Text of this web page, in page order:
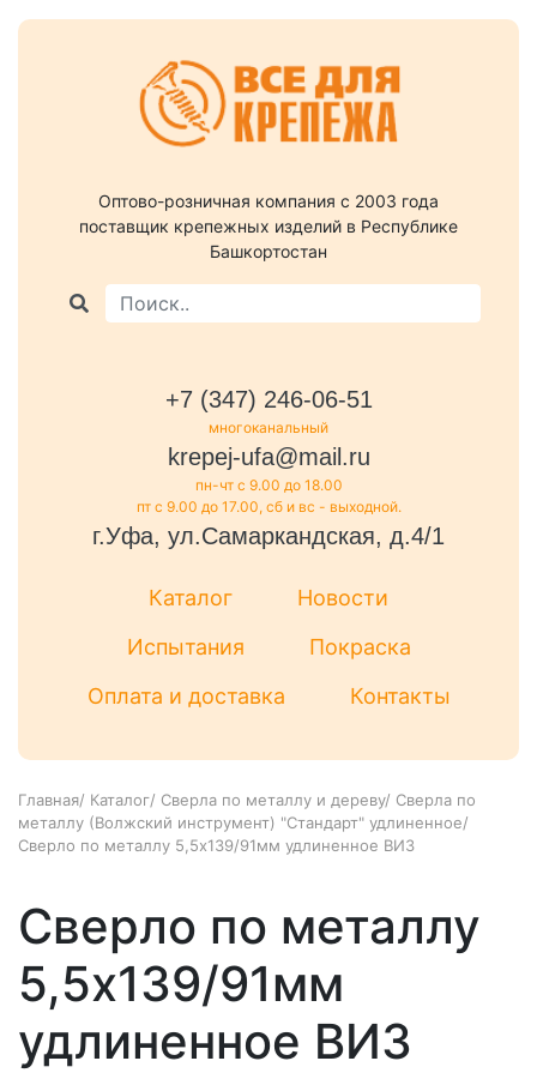
Оптово-розничная компания c 2003 года
поставщик крепежных изделий в Республике
Башкортостан
+7 (347) 246-06-51
многоканальный
krepej-ufa@mail.ru
пн-чт с 9.00 до 18.00
пт с 9.00 до 17.00, сб и вс - выходной.
г.Уфа, ул.Самаркандская, д.4/1
Каталог
Новости
Испытания
Покраска
Оплата и доставка
Контакты
Главная/ Каталог/ Сверла по металлу и дереву/ Сверла по
металлу (Волжский инструмент) "Стандарт" удлиненное/
Сверло по металлу 5,5х139/91мм удлиненное ВИЗ
Сверло по металлу
5,5х139/91мм
удлиненное ВИЗ